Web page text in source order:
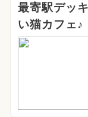
最寄駅デッ
い猫カフェ♪